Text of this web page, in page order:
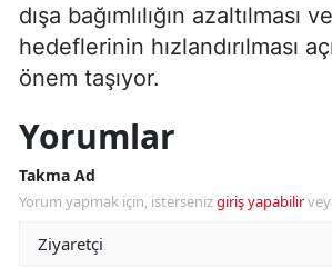
dışa bağımlılığın azaltılması
hedeflerinin hızlandırılması
önem taşıyor.
Yorumlar
Takma Ad
Yorum yapmak için, istersenizgiriş yapabilir